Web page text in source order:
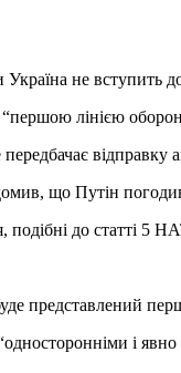
Україна не вступить
“першою лінією
відправку
що Путін
до статті 5
представлений
і